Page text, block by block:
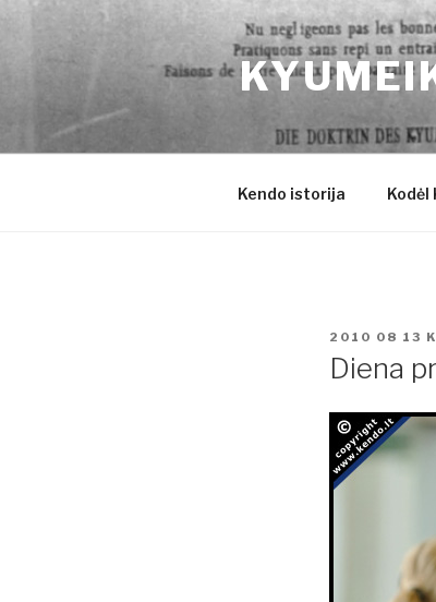
Kendo istorija Kodėl
PASKELBTA
2010 08 13
Diena